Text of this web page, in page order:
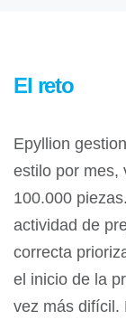
El reto
Epyllion
estilo por mes,
100.000
actividad de
correcta
el inicio de la
vez más difícil.